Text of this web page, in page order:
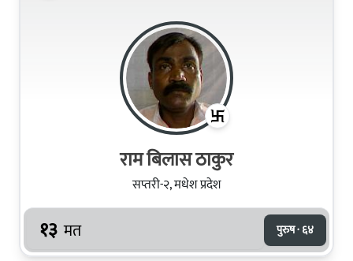
राम बिलास ठाकुर
सप्तरी-२, मधेश प्रदेश
१३ मत पुरुष · ६४